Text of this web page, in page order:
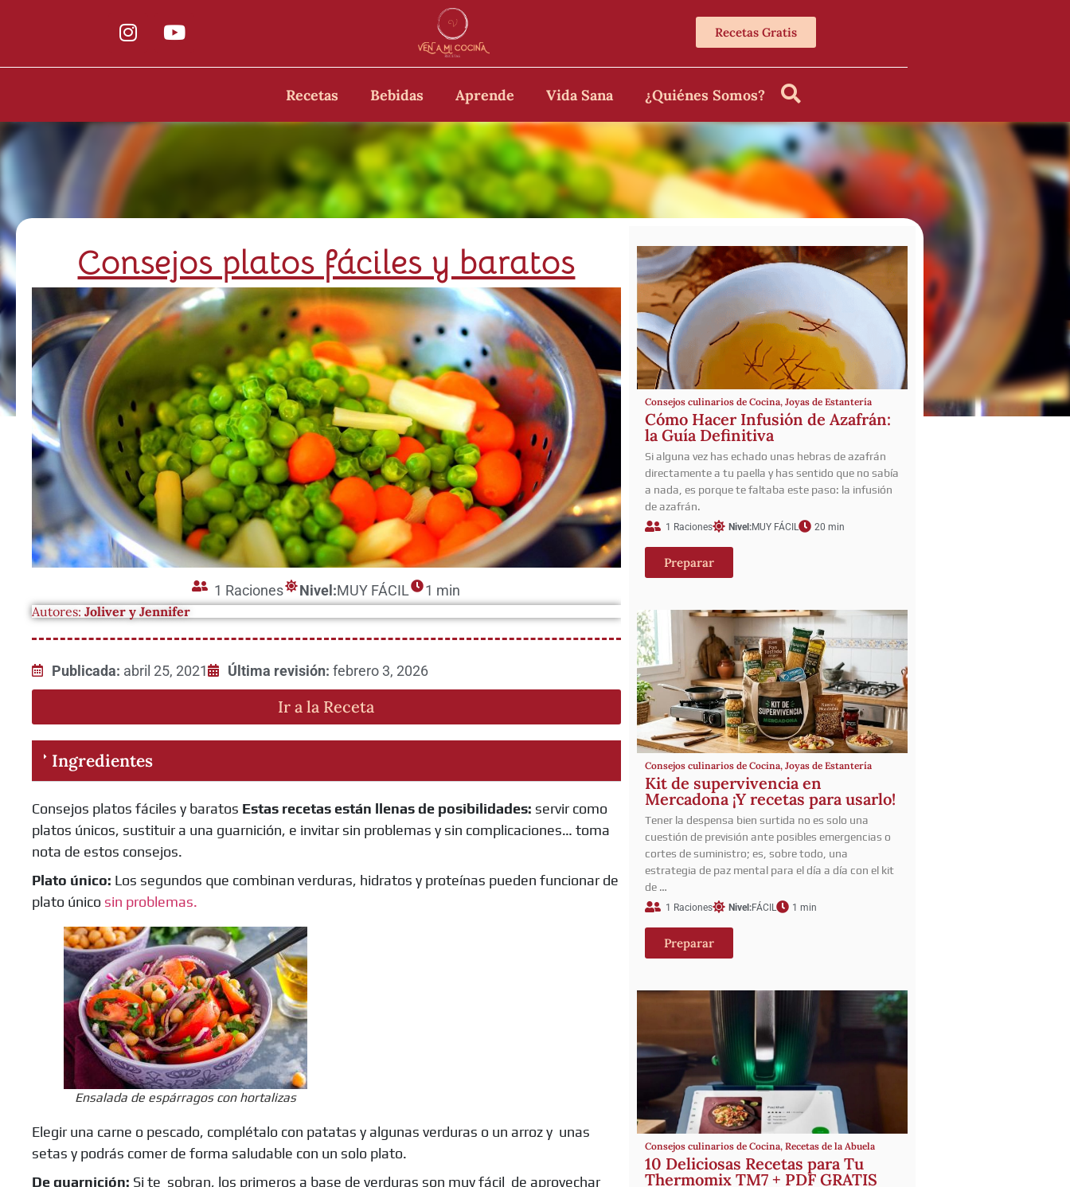
Recetas Gratis
Recetas Bebidas Aprende Vida Sana ¿Quiénes Somos?
Consejos platos fáciles y baratos
1 Raciones Nivel:MUY FÁCIL 1 min
Autores: Joliver y Jennifer
Publicada: abril 25, 2021 Última revisión: febrero 3, 2026
Ir a la Receta
Ingredientes
Consejos platos fáciles y baratos Estas recetas están llenas de posibilidades: servir como
platos únicos, sustituir a una guarnición, e invitar sin problemas y sin complicaciones… toma
nota de estos consejos.
Plato único: Los segundos que combinan verduras, hidratos y proteínas pueden funcionar de
plato único sin problemas.
Ensalada de espárragos con hortalizas
Elegir una carne o pescado, complétalo con patatas y algunas verduras o un arroz y unas
setas y podrás comer de forma saludable con un solo plato.
De guarnición: Si te sobran, los primeros a base de verduras son muy fácil de aprovechar
Consejos culinarios de Cocina, Joyas de Estantería
Cómo Hacer Infusión de Azafrán:
la Guía Definitiva
Si alguna vez has echado unas hebras de azafrán
directamente a tu paella y has sentido que no sabía
a nada, es porque te faltaba este paso: la infusión
de azafrán.
1 Raciones Nivel:MUY FÁCIL 20 min
Preparar
Consejos culinarios de Cocina, Joyas de Estantería
Kit de supervivencia en
Mercadona ¡Y recetas para usarlo!
Tener la despensa bien surtida no es solo una
cuestión de previsión ante posibles emergencias o
cortes de suministro; es, sobre todo, una
estrategia de paz mental para el día a día con el kit
de …
1 Raciones Nivel:FÁCIL 1 min
Preparar
Consejos culinarios de Cocina, Recetas de la Abuela
10 Deliciosas Recetas para Tu
Thermomix TM7 + PDF GRATIS